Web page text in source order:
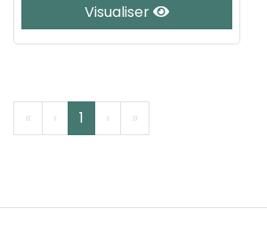
Visualiser
« ‹ 1 › »